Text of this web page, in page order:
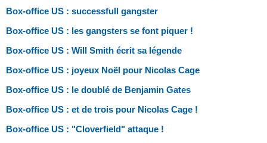
Box-office US : successfull gangster
Box-office US : les gangsters se font piquer !
Box-office US : Will Smith écrit sa légende
Box-office US : joyeux Noël pour Nicolas Cage
Box-office US : le doublé de Benjamin Gates
Box-office US : et de trois pour Nicolas Cage !
Box-office US : "Cloverfield" attaque !